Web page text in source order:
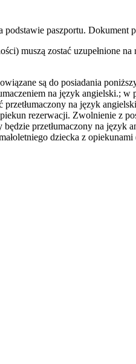
paszportu.
muszą zostać uzupełnione
są do posiadania
na język angielski.;
na język
rezerwacji. Zwolnienie z
przetłumaczony na
dziecka z